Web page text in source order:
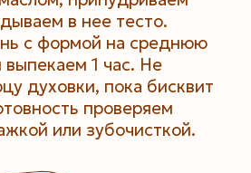
в нее тесто.
с формой на среднюю
выпекаем 1 час. Не
духовки, пока бисквит
проверяем
или зубочисткой.